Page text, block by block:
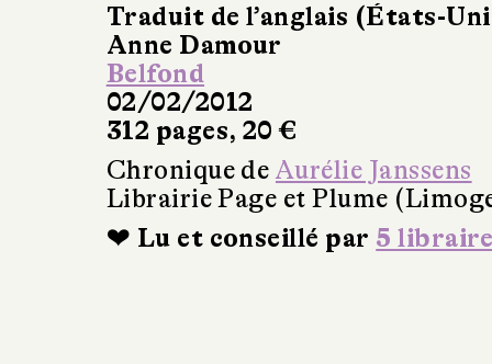
Traduit de l’anglais (États-
Anne Damour
Belfond
02/02/2012
312 pages, 20 €
Chronique de Aurélie Janssens
Librairie Page et Plume
❤ Lu et conseillé par 5